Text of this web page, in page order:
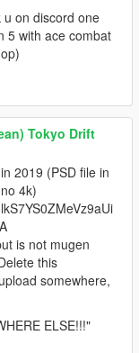
u on discord one
5 with ace combat
Tokyo Drift
2019 (PSD file in
4k)
is not mugen
this
somewhere,
ELSE!!!"